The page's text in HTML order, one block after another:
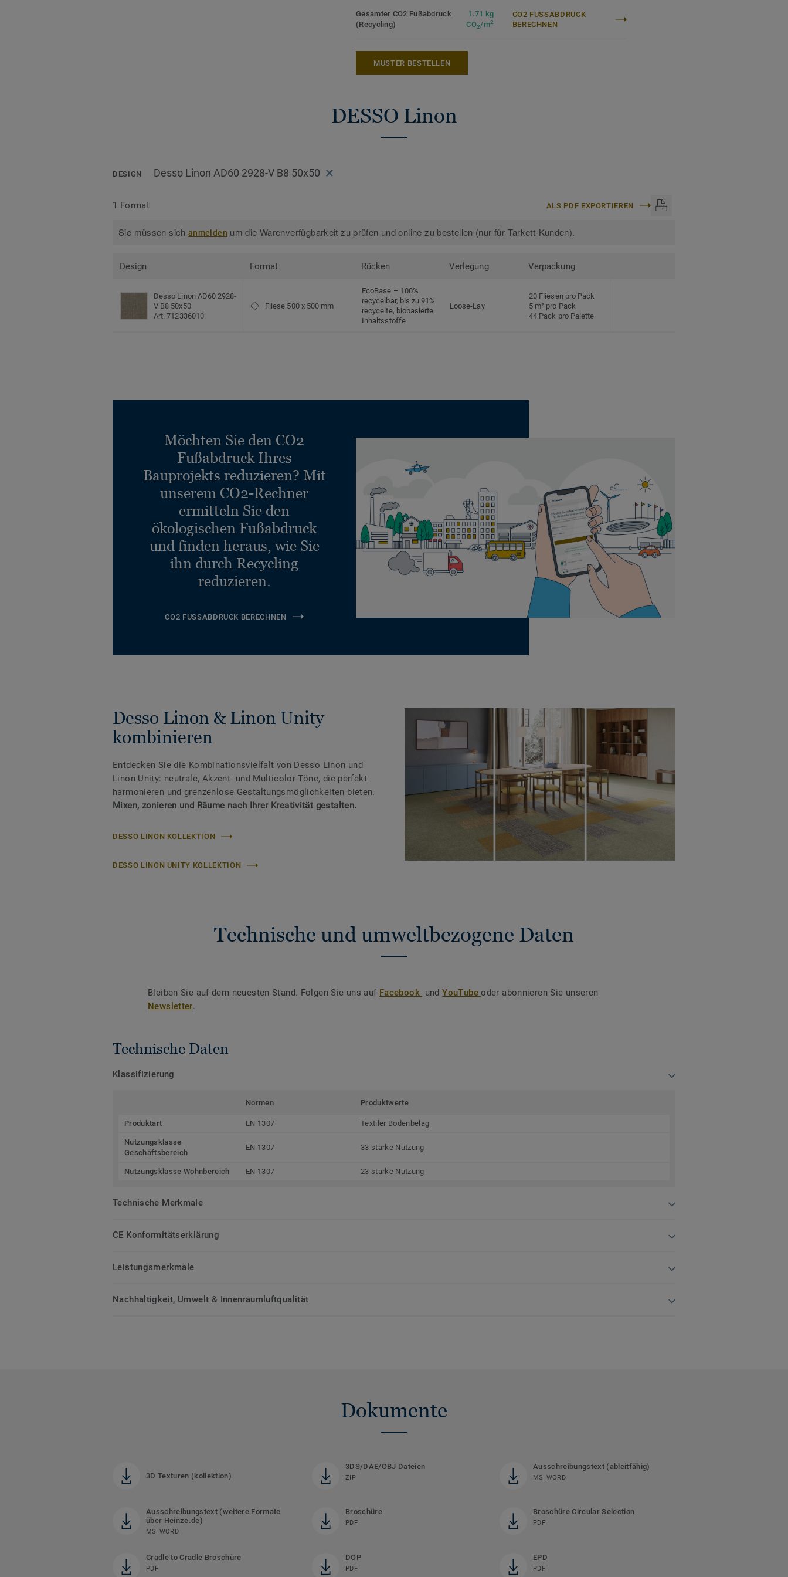
Gesamter CO2 Fußabdruck
(Recycling)
1.71 kg
CO2/m2
CO2 FUSSABDRUCK B
ERECHNEN
MUSTER BESTELLEN
DESSO Linon
DESIGN Desso Linon AD60 2928-V B8 50x50
1 Format ALS PDF EXPORTIEREN
Sie müssen sichanmelden um die Warenverfügbarkeit zu prüfen und online zu bestellen (nur für Tarkett-Kunden).
Design Format Rücken Verlegung Verpackung
Desso Linon AD60 2928-
V B8 50x50
Art. 712336010
Fliese 500 x 500 mm
EcoBase – 100%
recycelbar, bis zu 91%
recycelte, biobasierte
Inhaltsstoffe
Loose-Lay
20 Fliesen pro Pack
5 m² pro Pack
44 Pack pro Palette
Möchten Sie den CO2
Fußabdruck Ihres
Bauprojekts reduzieren? Mit
unserem CO2-Rechner
ermitteln Sie den
ökologischen Fußabdruck
und finden heraus, wie Sie
ihn durch Recycling
reduzieren.
CO2 FUSSABDRUCK BERECHNEN
Desso Linon & Linon Unity
kombinieren
Entdecken Sie die Kombinationsvielfalt von Desso Linon und
Linon Unity: neutrale, Akzent- und Multicolor-Töne, die perfekt
harmonieren und grenzenlose Gestaltungsmöglichkeiten bieten.
Mixen, zonieren und Räume nach Ihrer Kreativität gestalten.
DESSO LINON KOLLEKTION
DESSO LINON UNITY KOLLEKTION
Technische und umweltbezogene Daten
Bleiben Sie auf dem neuesten Stand. Folgen Sie uns auf Facebook undYouTubeoder abonnieren Sie unseren
Newsletter.
Technische Daten
Klassifizierung
Normen Produktwerte
Produktart EN 1307 Textiler Bodenbelag
Nutzungsklasse
Geschäftsbereich
EN 1307 33 starke Nutzung
Nutzungsklasse Wohnbereich EN 1307 23 starke Nutzung
Technische Merkmale
CE Konformitätserklärung
Leistungsmerkmale
Nachhaltigkeit, Umwelt & Innenraumluftqualität
Dokumente
3D Texturen (kollektion)
3DS/DAE/OBJ Dateien
ZIP
Ausschreibungstext (ableitfähig)
MS_WORD
Ausschreibungstext (weitere Formate
über Heinze.de)
MS_WORD
Broschüre
PDF
Broschüre Circular Selection
PDF
Cradle to Cradle Broschüre
PDF
DOP
PDF
EPD
PDF